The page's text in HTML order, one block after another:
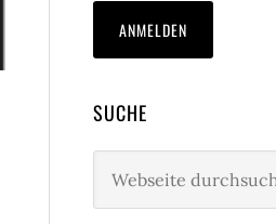
SUCHE
durchsuchen